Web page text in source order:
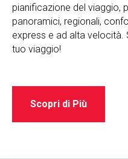
pianificazione del viaggio,
panoramici, regionali,
express e ad alta velocità.
tuo viaggio!
Scopri di Più